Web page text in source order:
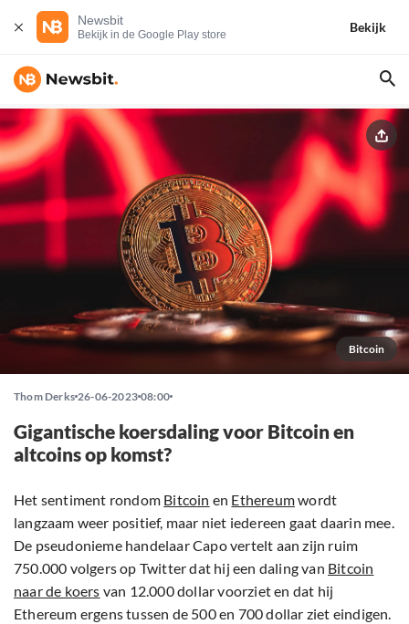
Newsbit
Bekijk in de Google Play store
Bekijk
Bitcoin
Thom Derks 26-06-2023 08:00
Gigantische koersdaling voor Bitcoin en
altcoins op komst?
Het sentiment rondom Bitcoin en Ethereumwordt
langzaam weer positief, maar niet iedereen gaat daarin mee.
De pseudonieme handelaar Capo vertelt aan zijn ruim
750.000 volgers op Twitter dat hij een daling van Bitcoin
naar de koers van 12.000 dollar voorziet en dat hij
Ethereum ergens tussen de 500 en 700 dollar ziet eindigen.